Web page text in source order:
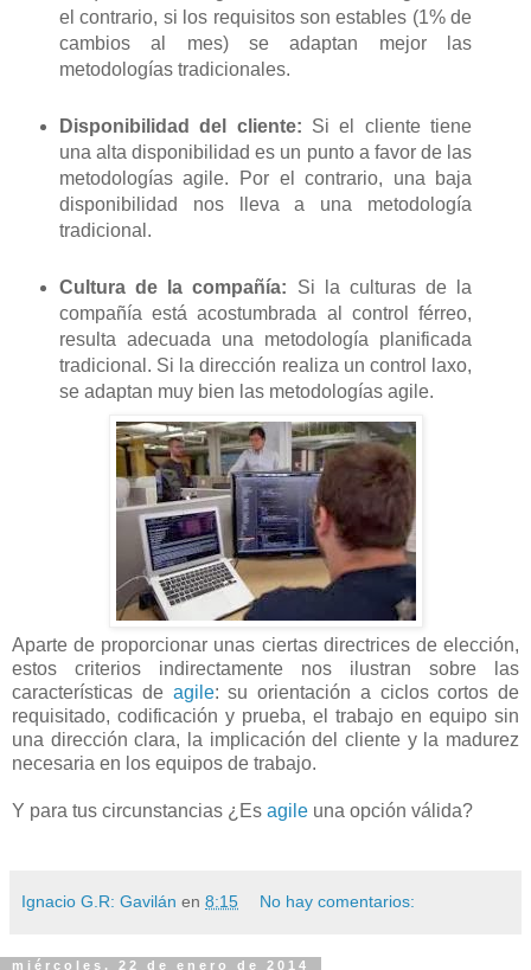
el contrario, si los requisitos son estables (1% de
cambios al mes) se adaptan mejor las
metodologías tradicionales.
Disponibilidad del cliente: Si el cliente tiene
una alta disponibilidad es un punto a favor de las
metodologías agile. Por el contrario, una baja
disponibilidad nos lleva a una metodología
tradicional.
Cultura de la compañía: Si la culturas de la
compañía está acostumbrada al control férreo,
resulta adecuada una metodología planificada
tradicional. Si la dirección realiza un control laxo,
se adaptan muy bien las metodologías agile.
Aparte de proporcionar unas ciertas directrices de elección,
estos criterios indirectamente nos ilustran sobre las
características de agile: su orientación a ciclos cortos de
requisitado, codificación y prueba, el trabajo en equipo sin
una dirección clara, la implicación del cliente y la madurez
necesaria en los equipos de trabajo.
Y para tus circunstancias ¿Es agile una opción válida?
Ignacio G.R: Gavilán en 8:15 No hay comentarios:
miércoles, 22 de enero de 2014